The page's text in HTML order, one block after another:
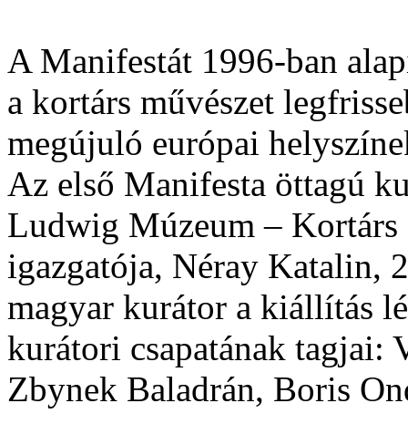
A Manifestát 1996-ban
a kortárs művészet
megújuló európai
Az első Manifesta öttagú
Ludwig Múzeum –
igazgatója, Néray Katalin,
magyar kurátor a kiállítás
kurátori csapatának tagjai:
Zbynek Baladrán, Boris